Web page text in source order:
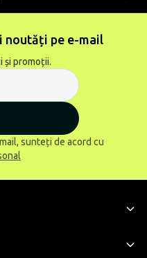
noutăți pe e-mail
și promoții.
sunteți de acord cu